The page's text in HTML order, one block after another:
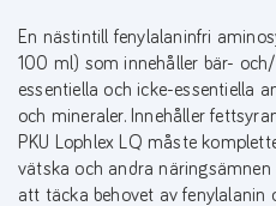
En nästintill fenylalaninfri
100 ml) som innehåller bär-
essentiella och icke-essentiella
och mineraler. Innehåller
PKU Lophlex LQ måste
vätska och andra
att täcka behovet av fenylalanin